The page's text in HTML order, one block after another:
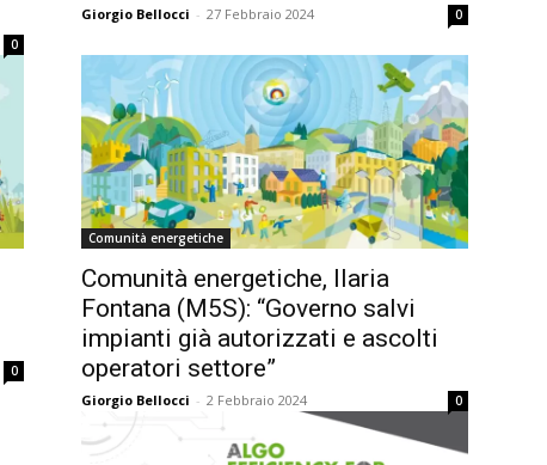
0
Giorgio Bellocci - 27 Febbraio 2024 0
0
Comunità energetiche
Comunità energetiche, Ilaria
Fontana (M5S): “Governo salvi
impianti già autorizzati e ascolti
operatori settore”
Giorgio Bellocci - 2 Febbraio 2024 0